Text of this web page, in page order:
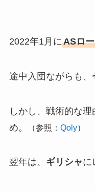
2022年1月にASロ
途中入団ながらも、
しかし、戦術的な
め。
（参照： Qoly）
翌年は、 ギリシャに